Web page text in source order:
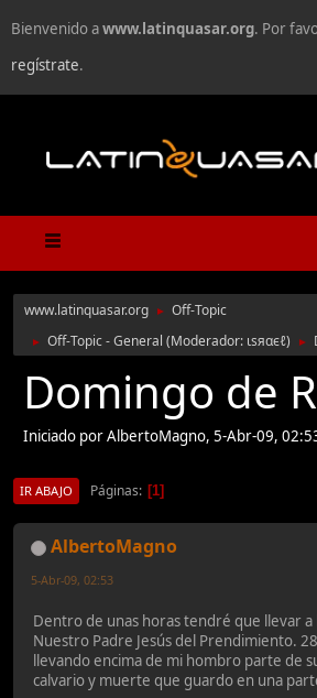
Bienvenido awww.latinquasar.org. Por
regístrate.
www.latinquasar.org ► Off-Topic
► Off-Topic - General (Moderador: ιѕяαєℓ) ►
Domingo de
Iniciado por AlbertoMagno, 5-Abr-09,
IR ABAJO Páginas 1
AlbertoMagno
5-Abr-09, 02:53
Dentro de unas horas tendré que llevar
Nuestro Padre Jesús del Prendimiento.
llevando encima de mi hombro parte de
calvario y muerte que guardo en una